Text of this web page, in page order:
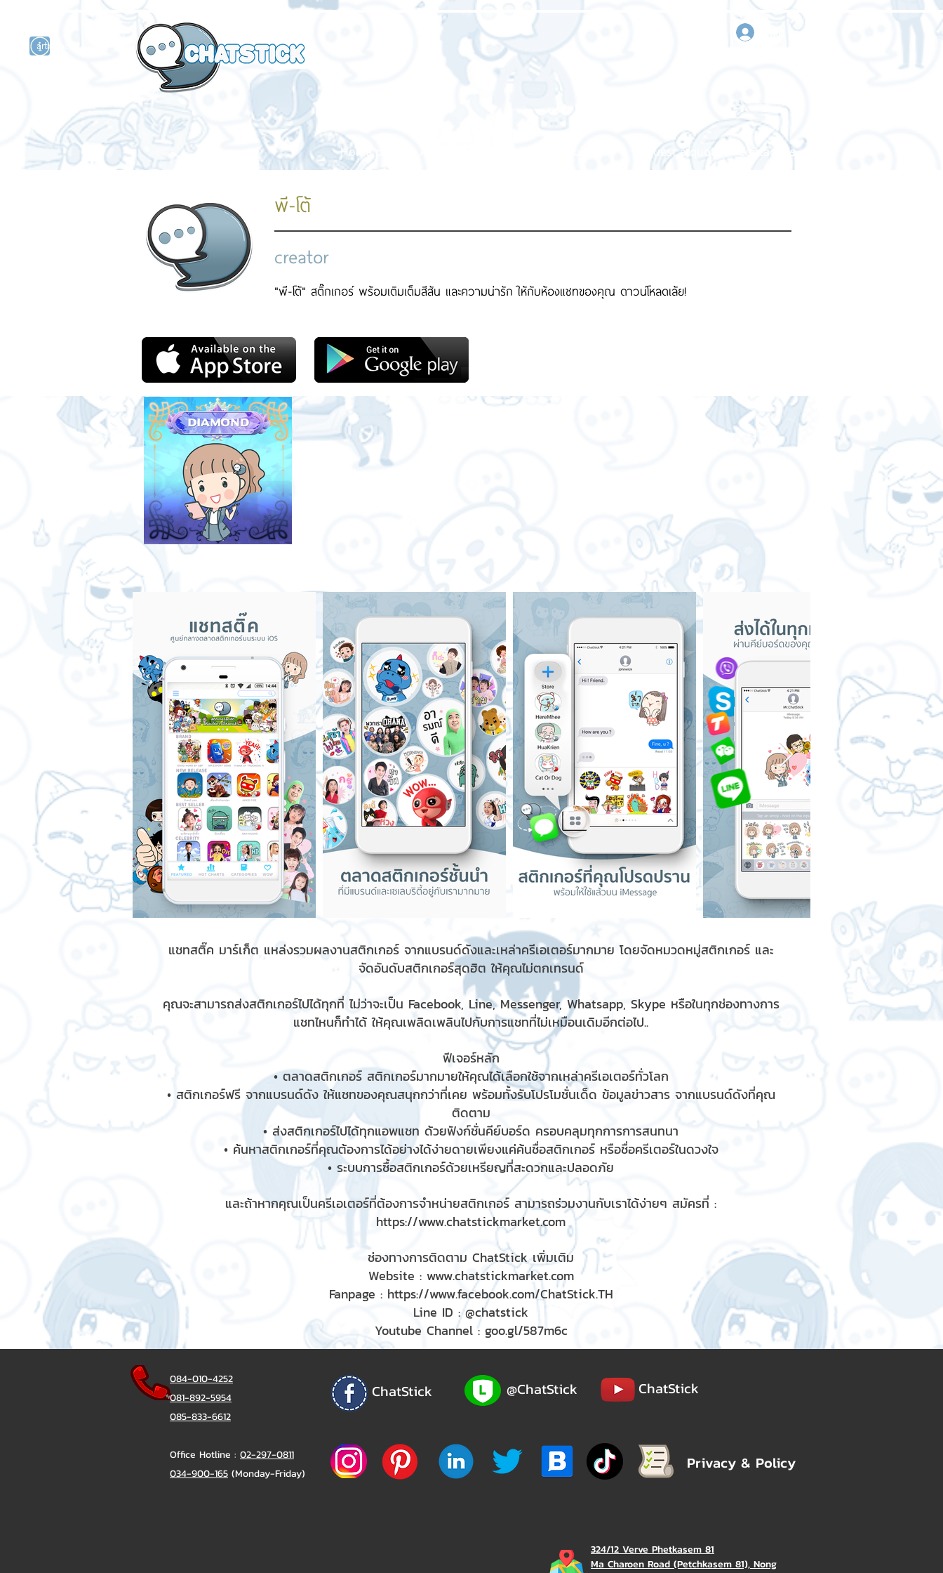
artist actor
sign in
Home page Request a quote Contact us
พี-โต้
creator
"พี-โต้" สติ๊กเกอร์ พร้อมเติมเต็มสีสัน และความน่ารัก ให้กับห้องแชทของคุณ ดาวน์โหลดเล้ย!
แชทสติ๊ค มาร์เก็ต แหล่งรวมผลงานสติกเกอร์ จากแบรนด์ดังและเหล่าครีเอเตอร์มากมาย โดยจัดหมวดหมู่สติกเกอร์ และ
จัดอันดับสติกเกอร์สุดฮิต ให้คุณไม่ตกเทรนด์
คุณจะสามารถส่งสติกเกอร์ไปได้ทุกที่ ไม่ว่าจะเป็น Facebook, Line, Messenger, Whatsapp, Skype หรือในทุกช่องทางการ
แชทไหนก็ทำได้ ให้คุณเพลิดเพลินไปกับการแชทที่ไม่เหมือนเดิมอีกต่อไป..
ฟีเจอร์หลัก
• ตลาดสติกเกอร์ สติกเกอร์มากมายให้คุณได้เลือกใช้จากเหล่าครีเอเตอร์ทั่วโลก
• สติกเกอร์ฟรี จากแบรนด์ดัง ให้แชทของคุณสนุกกว่าที่เคย พร้อมทั้งรับโปรโมชั่นเด็ด ข้อมูลข่าวสาร จากแบรนด์ดังที่คุณ
ติดตาม
• ส่งสติกเกอร์ไปได้ทุกแอพแชท ด้วยฟังก์ชั่นคีย์บอร์ด ครอบคลุมทุกการการสนทนา
• ค้นหาสติกเกอร์ที่คุณต้องการได้อย่างได้ง่ายดายเพียงแค่ค้นชื่อสติกเกอร์ หรือชื่อครีเตอร์ในดวงใจ
• ระบบการซื้อสติกเกอร์ด้วยเหรียญที่สะดวกและปลอดภัย
และถ้าหากคุณเป็นครีเอเตอร์ที่ต้องการจำหน่ายสติกเกอร์ สามารถร่วมงานกับเราได้ง่ายๆ สมัครที่ :
https://www.chatstickmarket.com
ช่องทางการติดตาม ChatStick เพิ่มเติม
Website : www.chatstickmarket.com
Fanpage : https://www.facebook.com/ChatStick.TH
Line ID : @chatstick
Youtube Channel : goo.gl/587m6c
084-010-4252
081-892-5954
085-833-6612
Office Hotline : 02-297-0811
034-900-165 (Monday-Friday)
ChatStick @ChatStick ChatStick
Privacy & Policy
324/12 Verve Phetkasem 81
Ma Charoen Road (Petchkasem 81), Nong